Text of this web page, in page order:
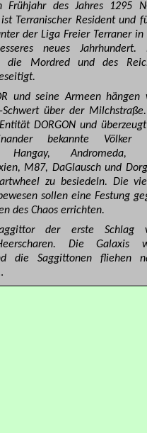
Frühjahr des Jahres 1295
Terranischer Resident und
der Liga Freier Terraner in
neues Jahrhundert.
die Mordred und des
und seine Armeen hängen
Schwert über der
DORGON und
bekannte Völker
Hangay, Andromeda,
M87, DaGlausch und
zu besiedeln. Die
sollen eine Festung
des Chaos errichten.
der erste Schlag
Die Galaxis
die Saggittonen fliehen